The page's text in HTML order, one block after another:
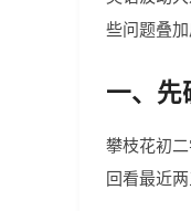
些问题叠
一、先
攀枝花初
回看最近